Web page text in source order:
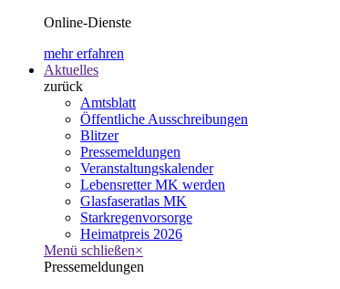
Online-Dienste
mehr erfahren
Aktuelles
zurück
Amtsblatt
Öffentliche Ausschreibungen
Blitzer
Pressemeldungen
Veranstaltungskalender
Lebensretter MK werden
Glasfaseratlas MK
Starkregenvorsorge
Heimatpreis 2026
Menü schließen×
Pressemeldungen